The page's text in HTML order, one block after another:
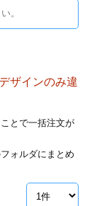
ザインのみ違
とで一括注文が
ォルダにまとめ